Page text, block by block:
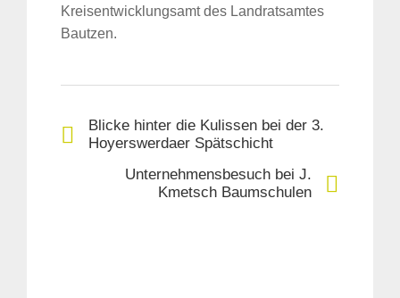
Kreisentwicklungsamt des Landratsamtes
Bautzen.
Blicke hinter die Kulissen bei der 3.
Hoyerswerdaer Spätschicht
Unternehmensbesuch bei J.
Kmetsch Baumschulen